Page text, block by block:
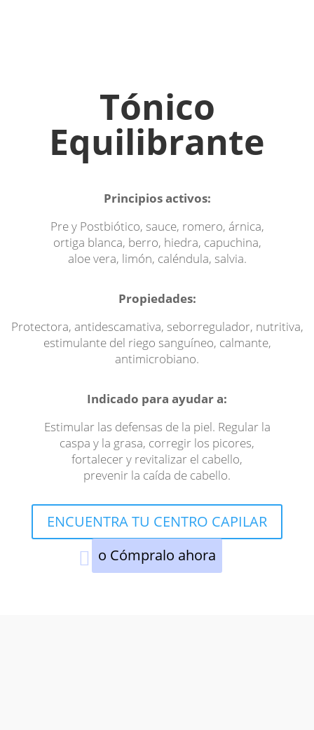
Tónico
Equilibrante
Principios activos:
Pre y Postbiótico, sauce, romero, árnica,
ortiga blanca, berro, hiedra, capuchina,
aloe vera, limón, caléndula, salvia.
Propiedades:
Protectora, antidescamativa, seborregulador, nutritiva,
estimulante del riego sanguíneo, calmante,
antimicrobiano.
Indicado para ayudar a:
Estimular las defensas de la piel. Regular la
caspa y la grasa, corregir los picores,
fortalecer y revitalizar el cabello,
prevenir la caída de cabello.
ENCUENTRA TU CENTRO CAPILAR
o Cómpralo ahora
